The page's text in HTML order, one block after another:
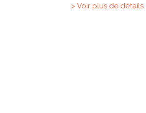
> Voir plus de détails